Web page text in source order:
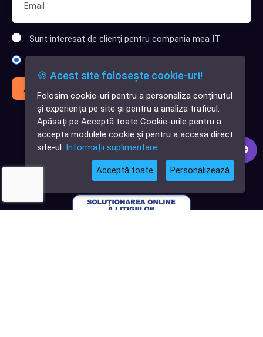
✕
Cauți o aplicație
software?
Sunt interesat de clienți pentru compania mea IT
Abonează-te
🍪 Acest site folosește cookie-uri!
Folosim cookie-uri pentru a personaliza conținutul
și experiența pe site și pentru a analiza traficul.
Apăsați pe Acceptă toate Cookie-urile pentru a
accepta modulele cookie și pentru a accesa direct
site-ul. Informații suplimentare
Acceptă toate Personalizează